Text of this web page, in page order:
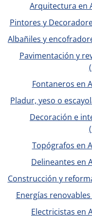
Arquitectura en
Pintores y
Albañiles y
Pavimentación y
Fontaneros en
Pladur, yeso o
Decoración e
Topógrafos en
Delineantes en
Construcción y
Energías
Electricistas en